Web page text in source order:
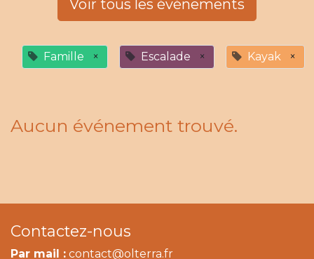
Voir tous les événements
Famille × Escalade × Kayak ×
Aucun événement trouvé.
Contactez-nous
Par mail : contact@olterra.fr